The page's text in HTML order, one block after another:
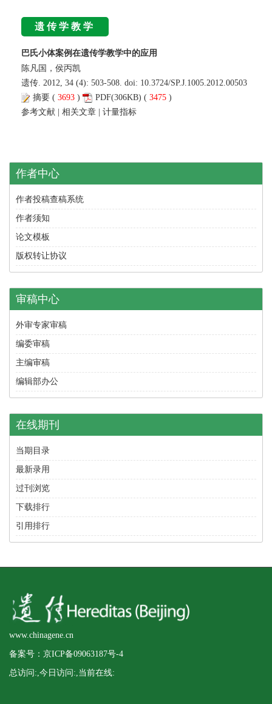
遗传学教学
巴氏小体案例在遗传学教学中的应用
陈凡国，侯丙凯
遗传. 2012, 34 (4): 503-508. doi: 10.3724/SP.J.1005.2012.00503
摘要 ( 3693 ) PDF(306KB) ( 3475 )
参考文献 | 相关文章 | 计量指标
作者中心
作者投稿查稿系统
作者须知
论文模板
版权转让协议
审稿中心
外审专家审稿
编委审稿
主编审稿
编辑部办公
在线期刊
当期目录
最新录用
过刊浏览
下载排行
引用排行
www.chinagene.cn
备案号：京ICP备09063187号-4
总访问:,今日访问:,当前在线: